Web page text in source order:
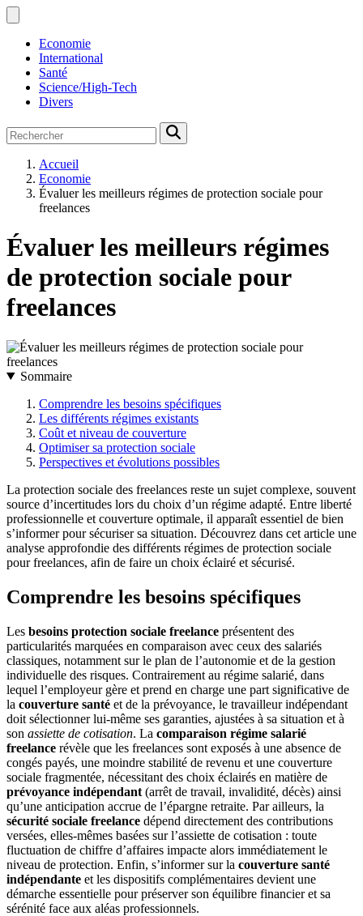
Economie
International
Santé
Science/High-Tech
Divers
Accueil
Economie
Évaluer les meilleurs régimes de protection sociale pour
freelances
Évaluer les meilleurs régimes
de protection sociale pour
freelances
Sommaire
Comprendre les besoins spécifiques
Les différents régimes existants
Coût et niveau de couverture
Optimiser sa protection sociale
Perspectives et évolutions possibles
La protection sociale des freelances reste un sujet complexe, souvent
source d’incertitudes lors du choix d’un régime adapté. Entre liberté
professionnelle et couverture optimale, il apparaît essentiel de bien
s’informer pour sécuriser sa situation. Découvrez dans cet article une
analyse approfondie des différents régimes de protection sociale
pour freelances, afin de faire un choix éclairé et sécurisé.
Comprendre les besoins spécifiques
Les besoins protection sociale freelance présentent des
particularités marquées en comparaison avec ceux des salariés
classiques, notamment sur le plan de l’autonomie et de la gestion
individuelle des risques. Contrairement au régime salarié, dans
lequel l’employeur gère et prend en charge une part significative de
la couverture santé et de la prévoyance, le travailleur indépendant
doit sélectionner lui-même ses garanties, ajustées à sa situation et à
son assiette de cotisation. La comparaison régime salarié
freelance révèle que les freelances sont exposés à une absence de
congés payés, une moindre stabilité de revenu et une couverture
sociale fragmentée, nécessitant des choix éclairés en matière de
prévoyance indépendant (arrêt de travail, invalidité, décès) ainsi
qu’une anticipation accrue de l’épargne retraite. Par ailleurs, la
sécurité sociale freelance dépend directement des contributions
versées, elles-mêmes basées sur l’assiette de cotisation : toute
fluctuation de chiffre d’affaires impacte alors immédiatement le
niveau de protection. Enfin, s’informer sur la couverture santé
indépendante et les dispositifs complémentaires devient une
démarche essentielle pour préserver son équilibre financier et sa
sérénité face aux aléas professionnels.